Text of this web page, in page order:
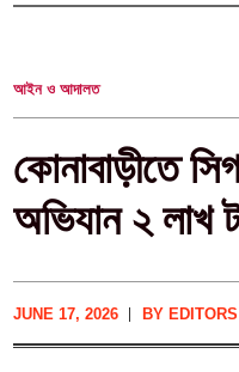
আইন ও আদালত
কোনাবাড়ীতে
অভিযান ২ লাখ
JUNE 17, 2026 BY EDITORS